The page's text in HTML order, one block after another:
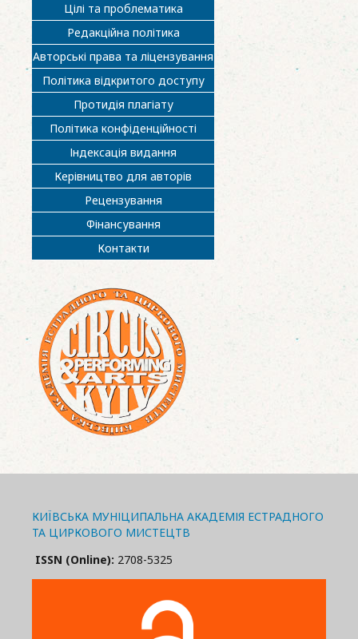
Цілі та проблематика
Редакційна політика
Авторські права та ліцензування
Політика відкритого доступу
Протидія плагіату
Політика конфіденційності
Індексація видання
Керівництво для авторів
Рецензування
Фінансування
Контакти
КИЇВСЬКА МУНІЦИПАЛЬНА АКАДЕМІЯ ЕСТРАДНОГО
ТА ЦИРКОВОГО МИСТЕЦТВ
ISSN (Online): 2708-5325